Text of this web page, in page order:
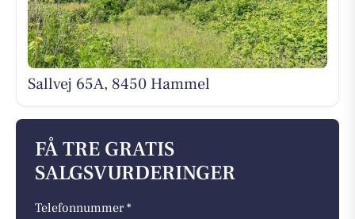
Sallvej 65A, 8450 Hammel
FÅ TRE GRATIS
SALGSVURDERINGER
Telefonnummer *